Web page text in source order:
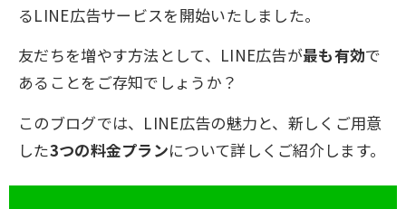
るLINE広告サービスを開始いたしました。
友だちを増やす方法として、LINE広告が最も有効で
あることをご存知でしょうか？
このブログでは、LINE広告の魅力と、新しくご用意
した3つの料金プランについて詳しくご紹介します。